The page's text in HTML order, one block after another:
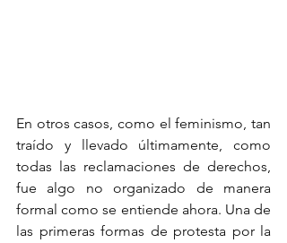
En otros casos, como el feminismo, tan
traído y llevado últimamente, como
todas las reclamaciones de derechos,
fue algo no organizado de manera
formal como se entiende ahora. Una de
las primeras formas de protesta por la